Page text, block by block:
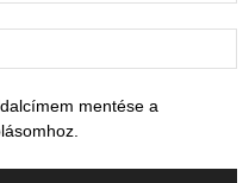
mentése a